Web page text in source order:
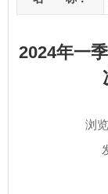
2024年一
浏